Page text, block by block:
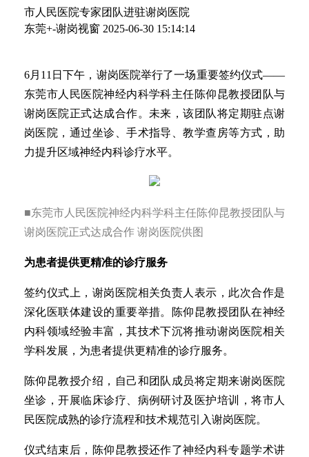
市人民医院专家团队进驻谢岗医院
东莞+-谢岗视窗 2025-06-30 15:14:14
6月11日下午，谢岗医院举行了一场重要签约仪式——
东莞市人民医院神经内科学科主任陈仰昆教授团队与
谢岗医院正式达成合作。未来，该团队将定期驻点谢
岗医院，通过坐诊、手术指导、教学查房等方式，助
力提升区域神经内科诊疗水平。
■东莞市人民医院神经内科学科主任陈仰昆教授团队与
谢岗医院正式达成合作 谢岗医院供图
为患者提供更精准的诊疗服务
签约仪式上，谢岗医院相关负责人表示，此次合作是
深化医联体建设的重要举措。陈仰昆教授团队在神经
内科领域经验丰富，其技术下沉将推动谢岗医院相关
学科发展，为患者提供更精准的诊疗服务。
陈仰昆教授介绍，自己和团队成员将定期来谢岗医院
坐诊，开展临床诊疗、病例研讨及医护培训，将市人
民医院成熟的诊疗流程和技术规范引入谢岗医院。
仪式结束后，陈仰昆教授还作了神经内科专题学术讲